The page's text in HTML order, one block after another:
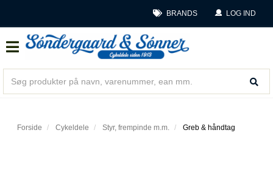
BRANDS LOG IND
Forside Cykeldele Styr, frempinde m.m. Greb & håndtag